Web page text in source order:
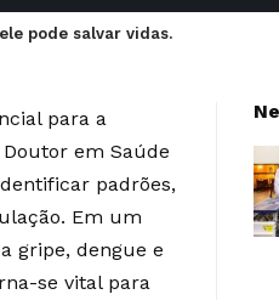
pode salvar vidas.
para a
em Saúde
padrões,
Em um
gripe, dengue e
se vital para